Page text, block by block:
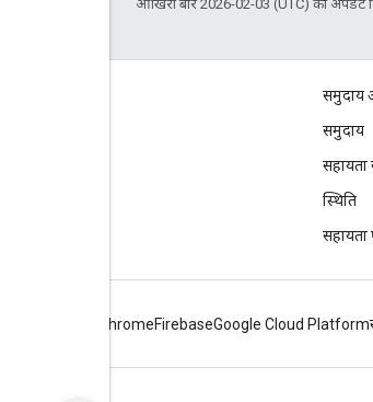
आखिरी बार 2026-02-03 (UTC) को अपडेट
समुदाय
समुदाय
सहायता
स्थिति
सहायता
ChromeFirebaseGoogle Cloud Platform